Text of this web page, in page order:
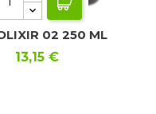
02 250 ML
Precio
13,15 €